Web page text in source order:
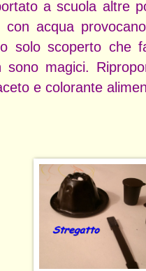
a scuola altre
con acqua
solo scoperto che
sono magici.
e colorante